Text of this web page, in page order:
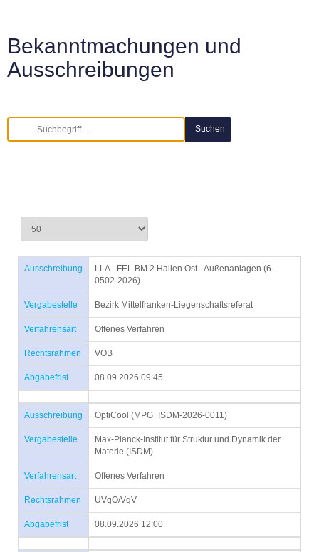
Bekanntmachungen und
Ausschreibungen
Ausschreibung
LLA - FEL BM 2 Hallen Ost - Außenanlagen (6-
0502-2026)
Vergabestelle Bezirk Mittelfranken-Liegenschaftsreferat
Verfahrensart Offenes Verfahren
Rechtsrahmen VOB
Abgabefrist 08.09.2026 09:45
Ausschreibung OptiCool (MPG_ISDM-2026-0011)
Vergabestelle
Max-Planck-Institut für Struktur und Dynamik der
Materie (ISDM)
Verfahrensart Offenes Verfahren
Rechtsrahmen UVgO/VgV
Abgabefrist 08.09.2026 12:00